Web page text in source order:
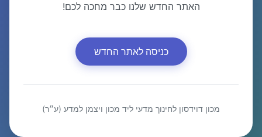
האתר החדש שלנו כבר מחכה לכם!
כניסה לאתר החדש
מכון דוידסון לחינוך מדעי ליד מכון ויצמן למדע (ע״ר)